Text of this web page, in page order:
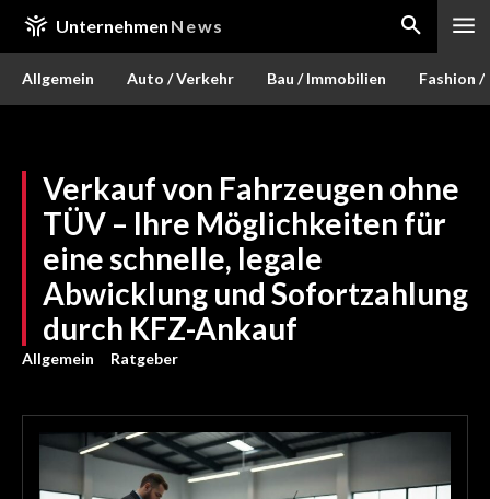
Unternehmen News
Allgemein Auto / Verkehr Bau / Immobilien Fashion /
Verkauf von Fahrzeugen ohne
TÜV – Ihre Möglichkeiten für
eine schnelle, legale
Abwicklung und Sofortzahlung
durch KFZ-Ankauf
Allgemein Ratgeber